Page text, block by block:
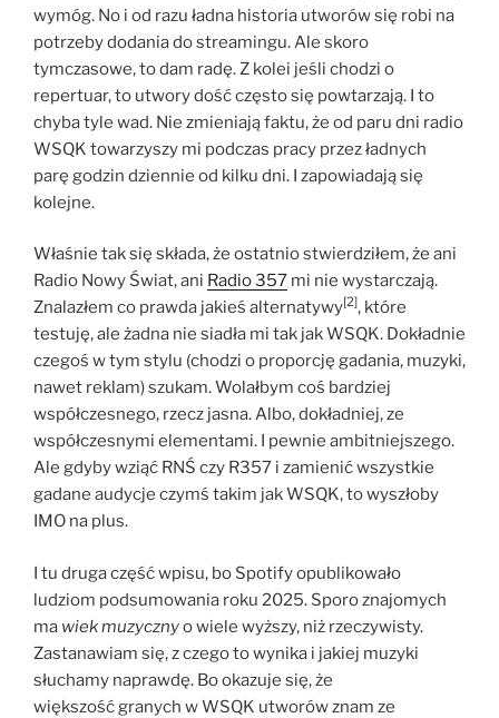
wymóg. No i od razu ładna historia utworów się robi na
potrzeby dodania do streamingu. Ale skoro
tymczasowe, to dam radę. Z kolei jeśli chodzi o
repertuar, to utwory dość często się powtarzają. I to
chyba tyle wad. Nie zmieniają faktu, że od paru dni radio
WSQK towarzyszy mi podczas pracy przez ładnych
parę godzin dziennie od kilku dni. I zapowiadają się
kolejne.
Właśnie tak się składa, że ostatnio stwierdziłem, że ani
Radio Nowy Świat, ani Radio 357 mi nie wystarczają.
Znalazłem co prawda jakieś alternatywy[2], które
testuję, ale żadna nie siadła mi tak jak WSQK. Dokładnie
czegoś w tym stylu (chodzi o proporcję gadania, muzyki,
nawet reklam) szukam. Wolałbym coś bardziej
współczesnego, rzecz jasna. Albo, dokładniej, ze
współczesnymi elementami. I pewnie ambitniejszego.
Ale gdyby wziąć RNŚ czy R357 i zamienić wszystkie
gadane audycje czymś takim jak WSQK, to wyszłoby
IMO na plus.
I tu druga część wpisu, bo Spotify opublikowało
ludziom podsumowania roku 2025. Sporo znajomych
ma wiek muzycznyo wiele wyższy, niż rzeczywisty.
Zastanawiam się, z czego to wynika i jakiej muzyki
słuchamy naprawdę. Bo okazuje się, że
większość granych w WSQK utworów znam ze